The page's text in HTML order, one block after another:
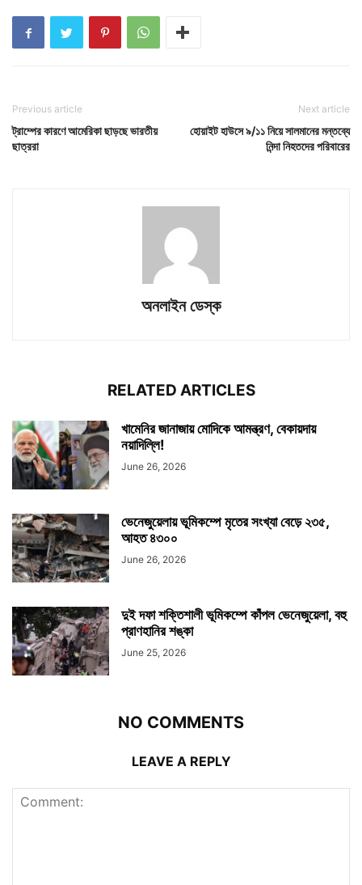
Previous article
ট্রাম্পের কারণে আমেরিকা ছাড়ছে ভারতীয়
ছাত্ররা
Next article
হোয়াইট হাউসে ৯/১১ নিয়ে সালমানের মন্তব্যে
নিন্দা নিহতদের পরিবারের
অনলাইন ডেস্ক
RELATED ARTICLES
খামেনির জানাজায় মোদিকে আমন্ত্রণ, বেকায়দায়
নয়াদিল্লি!
June 26, 2026
ভেনেজুয়েলায় ভূমিকম্পে মৃতের সংখ্যা বেড়ে ২৩৫,
আহত ৪৩০০
June 26, 2026
দুই দফা শক্তিশালী ভূমিকম্পে কাঁপল ভেনেজুয়েলা, বহু
প্রাণহানির শঙ্কা
June 25, 2026
NO COMMENTS
LEAVE A REPLY